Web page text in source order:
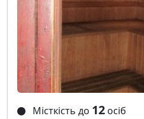
Місткість до 12 осіб